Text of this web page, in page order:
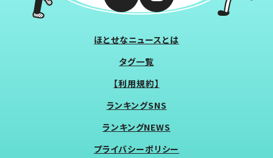
ほとせなニュースとは
タグ一覧
【利用規約】
ランキングSNS
ランキングNEWS
プライバシーポリシー